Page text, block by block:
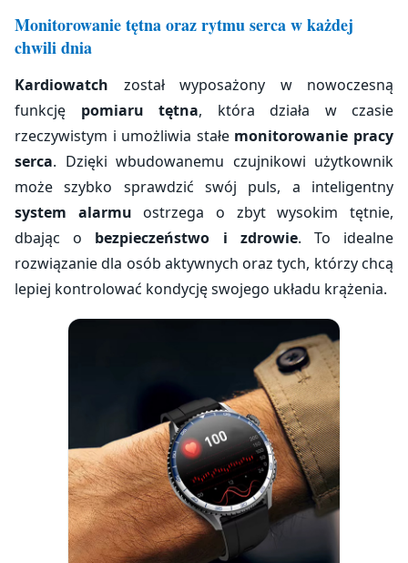
Monitorowanie tętna oraz rytmu serca w każdej
chwili dnia
Kardiowatch został wyposażony w nowoczesną
funkcję pomiaru tętna, która działa w czasie
rzeczywistym i umożliwia stałe monitorowanie pracy
serca. Dzięki wbudowanemu czujnikowi użytkownik
może szybko sprawdzić swój puls, a inteligentny
system alarmu ostrzega o zbyt wysokim tętnie,
dbając o bezpieczeństwo i zdrowie. To idealne
rozwiązanie dla osób aktywnych oraz tych, którzy chcą
lepiej kontrolować kondycję swojego układu krążenia.